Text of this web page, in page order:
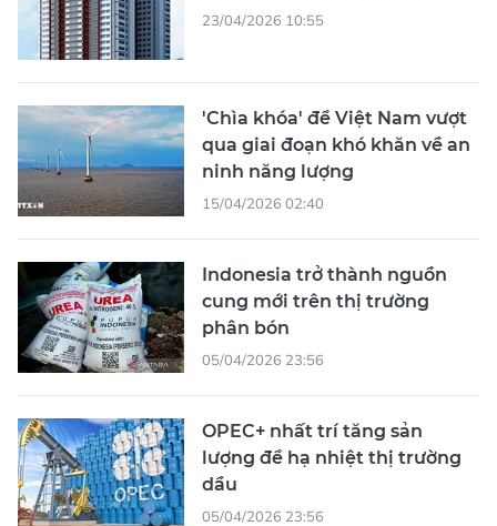
23/04/2026 10:55
'Chìa khóa' để Việt Nam vượt
qua giai đoạn khó khăn về an
ninh năng lượng
15/04/2026 02:40
Indonesia trở thành nguồn
cung mới trên thị trường
phân bón
05/04/2026 23:56
OPEC+ nhất trí tăng sản
lượng để hạ nhiệt thị trường
dầu
05/04/2026 23:56